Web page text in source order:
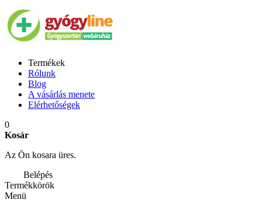
Termékek
Rólunk
Blog
A vásárlás menete
Elérhetőségek
0
Kosár
Az Ön kosara üres.
Belépés
Termékkörök
Menü